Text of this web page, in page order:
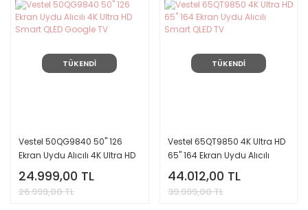
TÜKENDİ
Vestel 50QG9840 50'' 126
Ekran Uydu Alıcılı 4K Ultra HD
Smart QLED Google TV
24.999,00 TL
26.999,00 TL
TÜKENDİ
Vestel 65QT9850 4K Ultra HD
65'' 164 Ekran Uydu Alıcılı
Smart QLED TV
44.012,00 TL
39.999,00 TL